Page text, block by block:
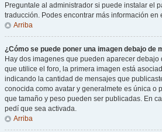
Preguntale al administrador si puede instalar el
traducción. Podes encontrar más información
Arriba
¿Cómo se puede poner una imagen debajo de
Hay dos imagenes que pueden aparecer
que utilice el foro, la primera imagen está
indicando la cantidad de mensajes que
conocida como avatar y generalmete es única o
que tamaño y peso pueden ser publicadas. En
pedí que sea activada.
Arriba